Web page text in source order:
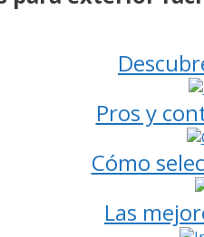
Pros y
Cómo
Las